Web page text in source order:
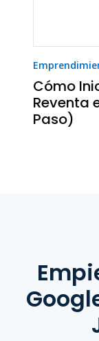
Cómo
Reventa
Paso)